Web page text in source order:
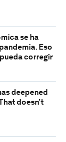
se ha
Eso
corregir
deepened
doesn’t